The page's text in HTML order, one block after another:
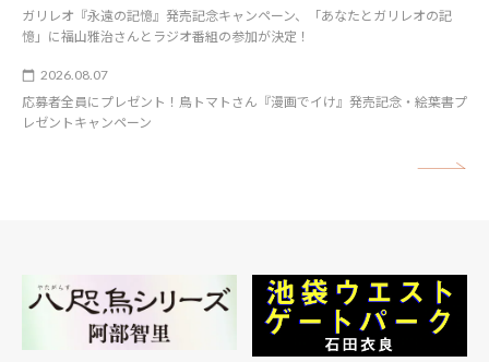
ガリレオ『永遠の記憶』発売記念キャンペーン、「あなたとガリレオの記
憶」に福山雅治さんとラジオ番組の参加が決定！
2026.08.07
応募者全員にプレゼント！鳥トマトさん『漫画でイけ』発売記念・絵葉書プ
レゼントキャンペーン